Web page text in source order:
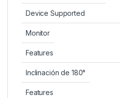
Device Supported
Monitor
Features
Inclinación de 180°
Features